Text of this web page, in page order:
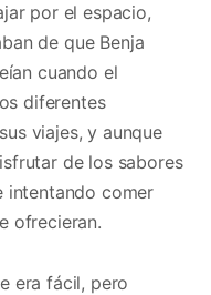
por el espacio,
de que Benja
cuando el
diferentes
viajes, y aunque
de los sabores
intentando comer
ofrecieran.
era fácil, pero